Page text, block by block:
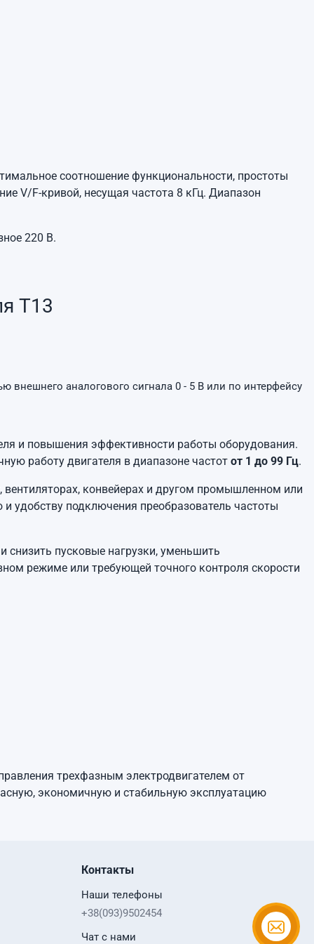
соотношение функциональности, простоты
V/F-кривой, несущая частота 8 кГц. Диапазон
220 В.
T13
аналогового сигнала 0 - 5 В или по интерфейсу
и повышения эффективности работы оборудования.
работу двигателя в диапазоне частот от 1 до 99 Гц.
вентиляторах, конвейерах и другом промышленном или
удобству подключения преобразователь частоты
снизить пусковые нагрузки, уменьшить
режиме или требующей точного контроля скорости
трехфазным электродвигателем от
экономичную и стабильную эксплуатацию
Контакты
Наши телефоны
+38(093)9502454
Чат с нами